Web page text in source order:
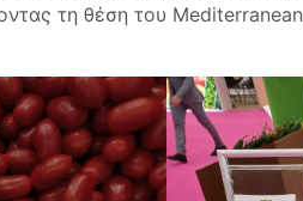
τη θέση του